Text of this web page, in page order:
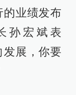
的业绩发布
孙宏斌表
发展，你要